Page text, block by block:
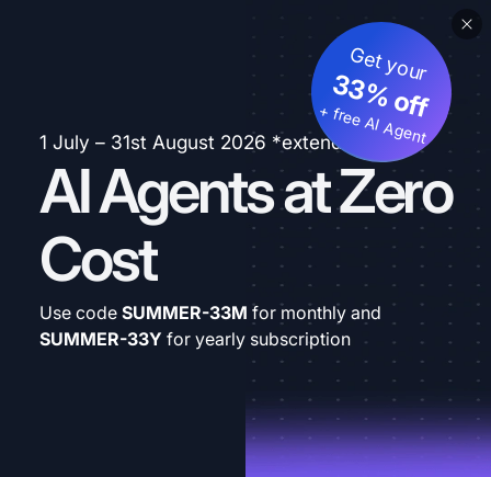
1 July – 31st August 2026 *extended
AI Agents at Zero
Cost
Get your
33% off
+ free AI Agent
Use code SUMMER-33M for monthly and
SUMMER-33Y for yearly subscription